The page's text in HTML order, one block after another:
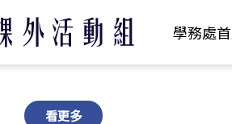
學務處
看更多